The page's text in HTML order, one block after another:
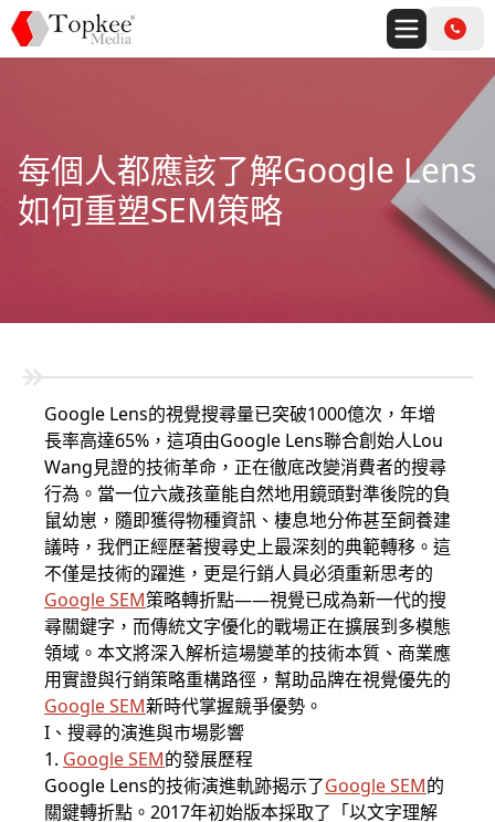
每個人都應該了解Google Lens
如何重塑SEM策略
Google Lens的視覺搜尋量已突破1000億次，年增
長率高達65%，這項由Google Lens聯合創始人Lou
Wang見證的技術革命，正在徹底改變消費者的搜尋
行為。當一位六歲孩童能自然地用鏡頭對準後院的負
鼠幼崽，隨即獲得物種資訊、棲息地分佈甚至飼養建
議時，我們正經歷著搜尋史上最深刻的典範轉移。這
不僅是技術的躍進，更是行銷人員必須重新思考的
Google SEM策略轉折點——視覺已成為新一代的搜
尋關鍵字，而傳統文字優化的戰場正在擴展到多模態
領域。本文將深入解析這場變革的技術本質、商業應
用實證與行銷策略重構路徑，幫助品牌在視覺優先的
Google SEM新時代掌握競爭優勢。
I、搜尋的演進與市場影響
1. Google SEM的發展歷程
Google Lens的技術演進軌跡揭示了Google SEM的
關鍵轉折點。2017年初始版本採取了「以文字理解